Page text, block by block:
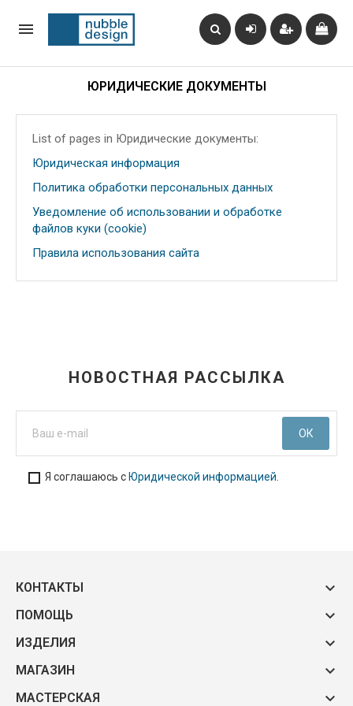

ЮРИДИЧЕСКИЕ ДОКУМЕНТЫ
List of pages in Юридические документы:
Юридическая информация
Политика обработки персональных данных
Уведомление об использовании и обработке
файлов куки (cookie)
Правила использования сайта
НОВОСТНАЯ РАССЫЛКА
Я соглашаюсь с Юридической информацией
КОНТАКТЫ 
ПОМОЩЬ 
ИЗДЕЛИЯ 
МАГАЗИН 
МАСТЕРСКАЯ 